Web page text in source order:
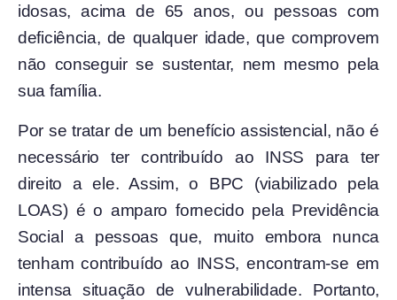
idosas, acima de 65 anos, ou pessoas com
deficiência, de qualquer idade, que comprovem
não conseguir se sustentar, nem mesmo pela
sua família.
Por se tratar de um benefício assistencial, não é
necessário ter contribuído ao INSS para ter
direito a ele. Assim, o BPC (viabilizado pela
LOAS) é o amparo fornecido pela Previdência
Social a pessoas que, muito embora nunca
tenham contribuído ao INSS, encontram-se em
intensa situação de vulnerabilidade. Portanto,